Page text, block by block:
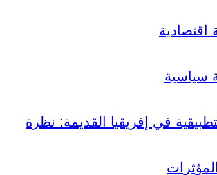
اقتصادية
سياسية